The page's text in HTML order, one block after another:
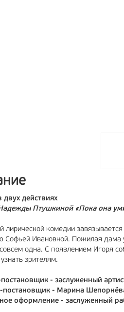
двух действиях
Птушкиной «Пока она
лирической комедии
Софьей Ивановной. Пожилая дама
одна. С появлением Игоря
зрителям.
- заслуженный
постановщик - Марина
оформление - заслуженный